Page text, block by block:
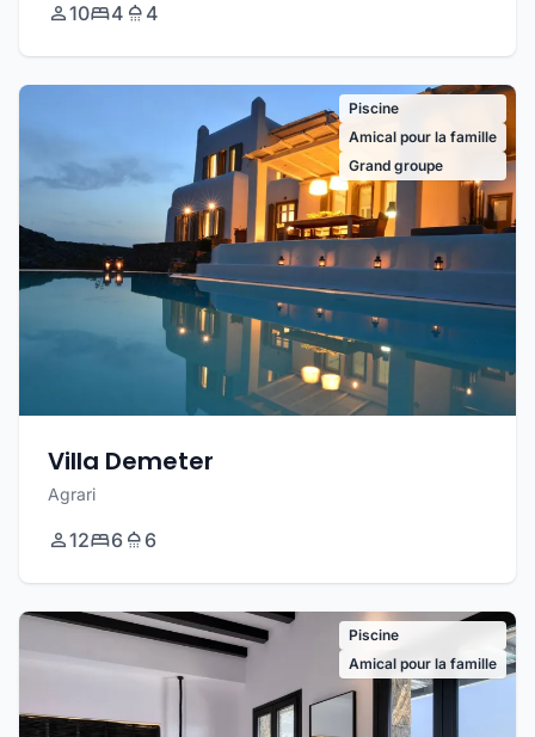
10 4 4
Piscine
Amical pour la famille
Grand groupe
Villa Demeter
Agrari
12 6 6
Piscine
Amical pour la famille